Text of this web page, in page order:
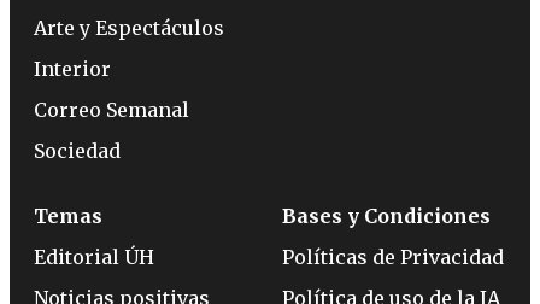
Arte y Espectáculos
Interior
Correo Semanal
Sociedad
Temas
Editorial ÚH
Noticias positivas
Bases y Condiciones
Políticas de Privacidad
Política de uso de la IA